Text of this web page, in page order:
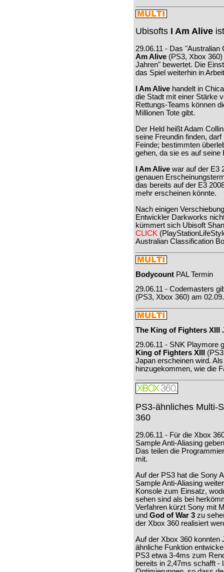
Ubisofts I Am Alive
29.06.11 - Das
Am Alive (PS3, Xbox
Jahren" bewertet. Die
das Spiel weiterhin in
I Am Alive handelt in
die Stadt mit einer Stärke
Rettungs-Teams können
Millionen Tote gibt.
Der Held heißt Adam
seine Freundin finden,
Feinde; bestimmten
gehen, da sie es auf seine
I Am Alive war auf der E3
genauen
das bereits auf der E3
mehr erscheinen könnte.
Nach einigen
Entwickler Darkworks
kümmert sich Ubisoft
CLICK
Australian Classification
Bodycount PAL Termin
29.06.11 - Codemasters
(PS3, Xbox 360) am
The King of Fighters XIII
29.06.11 - SNK Playmore
King of Fighters XIII
Japan erscheinen wird.
hinzugekommen, wie die
PS3-ähnliches Multi-
360
29.06.11 - Für die Xbox
Sample Anti-Aliasing
Das teilen die
mit.
Auf der PS3 hat die Sony
Sample Anti-Aliasing
Konsole zum Einsatz,
sehen sind als bei
Verfahren kürzt Sony mit
und God of War 3 zu
der Xbox 360 realisiert
Auf der Xbox 360 konnten
ähnliche Funktion
PS3 etwa 3-4ms zum
bereits in 2,47ms schafft -